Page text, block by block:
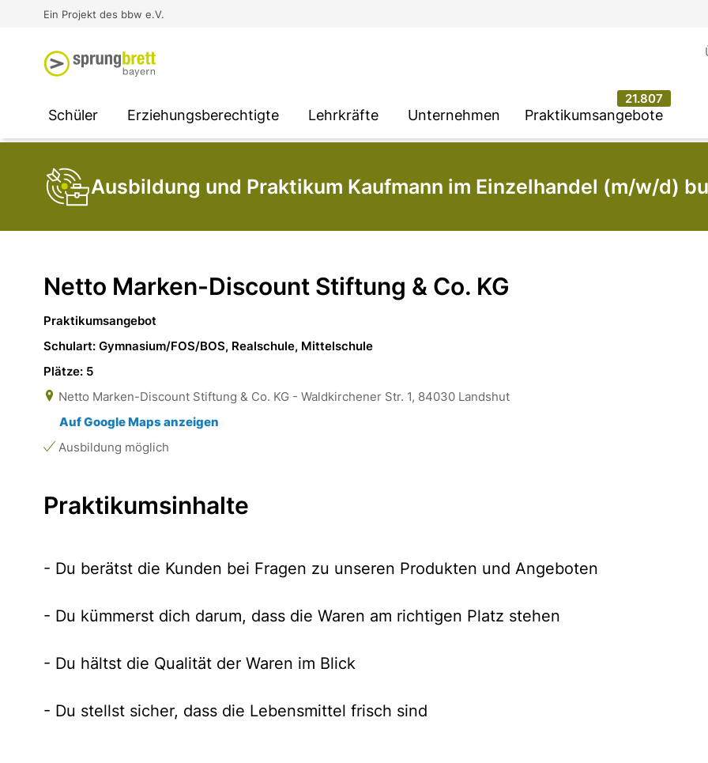
Ein Projekt des bbw e.V.
Schüler
SOCIAL MEDIA
Erziehungsberechtigte
SOCIAL MEDIA
Lehrkräfte
SOCIAL MEDIA
Unternehmen
Unternehmen
Praktikumsangebote
21.807
Ausbildung und Praktikum Kaufmann im Einzelhandel (m/w/d)
Netto Marken-Discount Stiftung & Co. KG
Praktikumsangebot
Schulart: Gymnasium/FOS/BOS, Realschule, Mittelschule
Plätze: 5
Netto Marken-Discount Stiftung & Co. KG - Waldkirchener Str. 1, 84030 Landshut
Auf Google Maps anzeigen
Ausbildung möglich
Praktikumsinhalte
- Du berätst die Kunden bei Fragen zu unseren Produkten und Angeboten
- Du kümmerst dich darum, dass die Waren am richtigen Platz stehen
- Du hältst die Qualität der Waren im Blick
- Du stellst sicher, dass die Lebensmittel frisch sind